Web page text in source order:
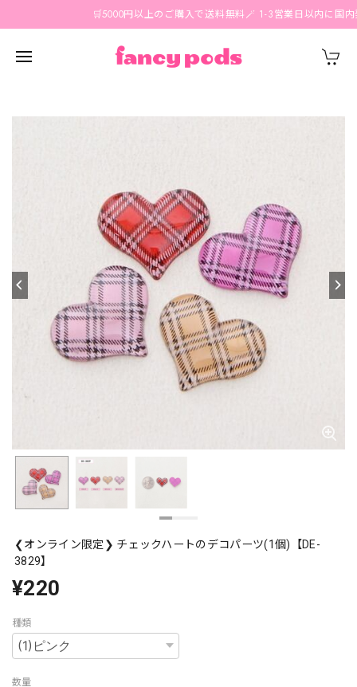
🛒5000円以上のご購入で送料無料🪄 1-3営業日以内に国内発
❮オンライン限定❯ チェックハートのデコパーツ(1個)【DE-
3829】
¥220
種類
数量